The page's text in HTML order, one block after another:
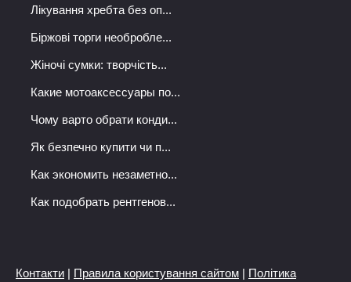
Лікування хребта без оп...
Біржові торги необробле...
Жіночі сумки: творчість...
Какие мотоаксессуары по...
Чому варто обрати конди...
Як безпечно купити чи п...
Как экономить незаметно...
Как подобрать рентгенов...
Контакти | Правила користування сайтом | Політика